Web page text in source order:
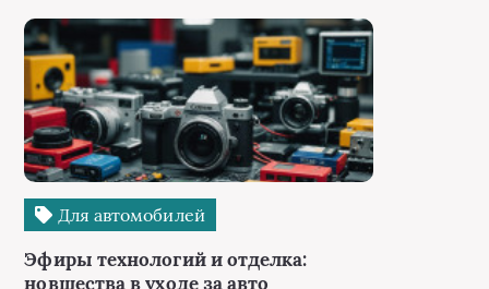
Для автомобилей
Эфиры технологий и отделка:
новшества в уходе за авто